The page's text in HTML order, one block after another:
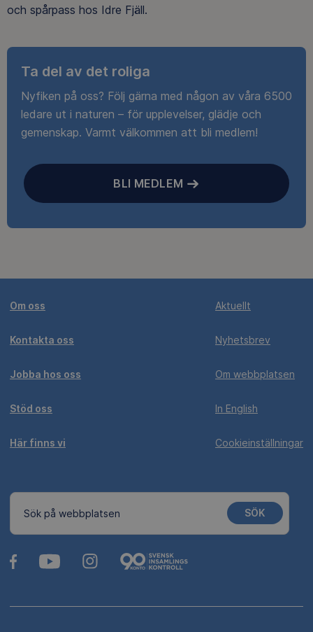
och spårpass hos Idre Fjäll.
Ta del av det roliga
Nyfiken på oss? Följ gärna med någon av våra 6500
ledare ut i naturen – för upplevelser, glädje och
gemenskap. Varmt välkommen att bli medlem!
BLI MEDLEM
Om oss
Kontakta oss
Jobba hos oss
Stöd oss
Här finns vi
Aktuellt
Nyhetsbrev
Om webbplatsen
In English
Cookieinställningar
Sök på webbplatsen SÖK